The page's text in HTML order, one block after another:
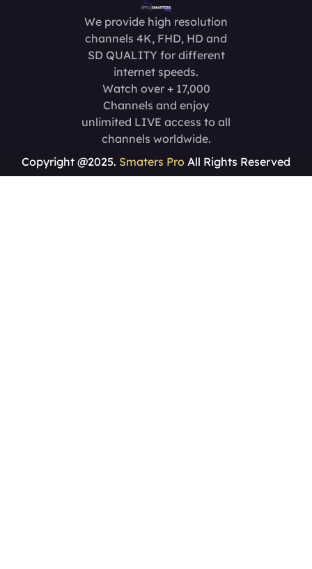
We provide high resolution
channels 4K, FHD, HD and
SD QUALITY for different
internet speeds.
Watch over + 17,000
Channels and enjoy
unlimited LIVE access to all
channels worldwide.
Copyright @2025. Smaters Pro All Rights Reserved